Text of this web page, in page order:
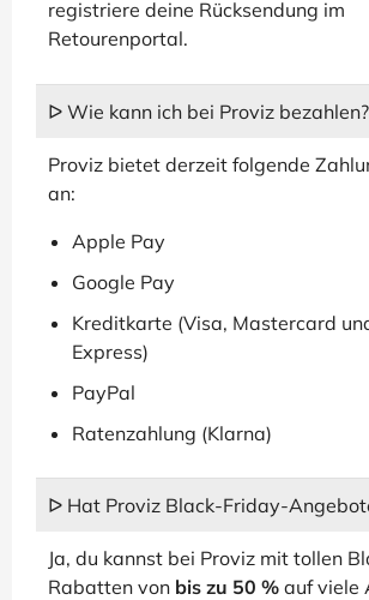
registriere deine Rücksendung im
Retourenportal.
ᐅ Wie kann ich bei Proviz bezahlen?
Proviz bietet derzeit folgende
an:
Apple Pay
Google Pay
Kreditkarte (Visa, Mastercard
Express)
PayPal
Ratenzahlung (Klarna)
ᐅ Hat Proviz Black-Friday-
Ja, du kannst bei Proviz mit tollen
Rabatten von bis zu 50 % auf viele